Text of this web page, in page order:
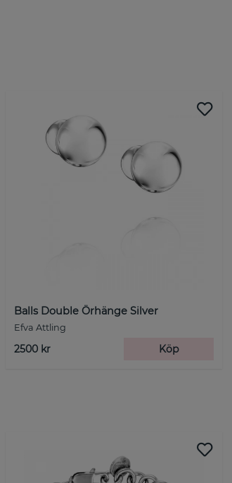
Balls Double Örhänge Silver
Efva Attling
2500 kr Köp